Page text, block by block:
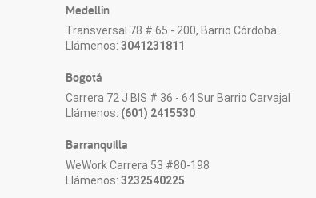
Medellín
Transversal 78 # 65 - 200, Barrio Córdoba .
Llámenos:3041231811
Bogotá
Carrera 72 J BIS # 36 - 64 Sur Barrio Carvajal
Llámenos: (601) 2415530
Barranquilla
WeWork Carrera 53 #80-198
Llámenos:3232540225